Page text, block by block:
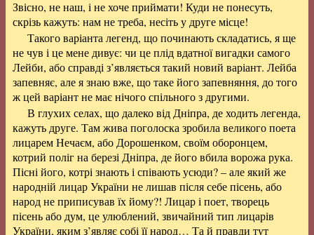
Звісно, не наш, і не хоче приймати! Куди не понесуть,
скрізь кажуть: нам не треба, несіть у друге місце!
Такого варіанта легенд, що починають складатись, я ще
не чув і це мене дивує: чи це плід вдатної вигадки самого
Лейби, або справді з’являється такий новий варіант. Лейба
запевняє, але я знаю вже, що таке його запевняння, до того
ж цей варіант не має нічого спільного з другими.
В глухих селах, що далеко від Дніпра, де ходить легенда,
кажуть друге. Там жива поголоска зробила великого поета
лицарем Нечаєм, або Дорошенком, своїм оборонцем,
котрий поліг на березі Дніпра, де його вбила ворожа рука.
Пісні його, котрі знають і співають усюди? – але який же
народній лицар України не лишав після себе пісень, або
народ не приписував їх йому?! Лицар і поет, творець
пісень або дум, це улюблений, звичайний тип лицарів
України, яким з’являє собі її народ… Та й правди тут